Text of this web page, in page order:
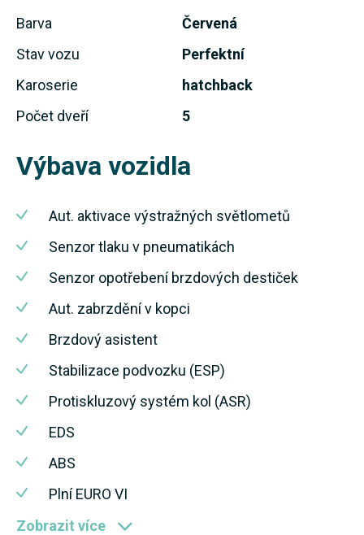
Barva
Červená
Stav vozu
Perfektní
Karoserie
hatchback
Počet dveří
5
Výbava vozidla
Aut. aktivace výstražných světlometů
Senzor tlaku v pneumatikách
Senzor opotřebení brzdových destiček
Aut. zabrzdění v kopci
Brzdový asistent
Stabilizace podvozku (ESP)
Protiskluzový systém kol (ASR)
EDS
ABS
Plní EURO VI
Zobrazit více